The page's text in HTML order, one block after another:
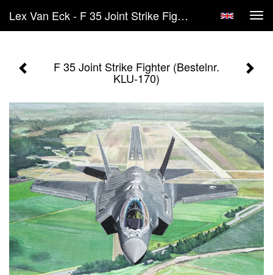
Lex Van Eck - F 35 Joint Strike Fighter (Bestelnr. KLU-170)
F 35 Joint Strike Fighter (Bestelnr.
KLU-170)